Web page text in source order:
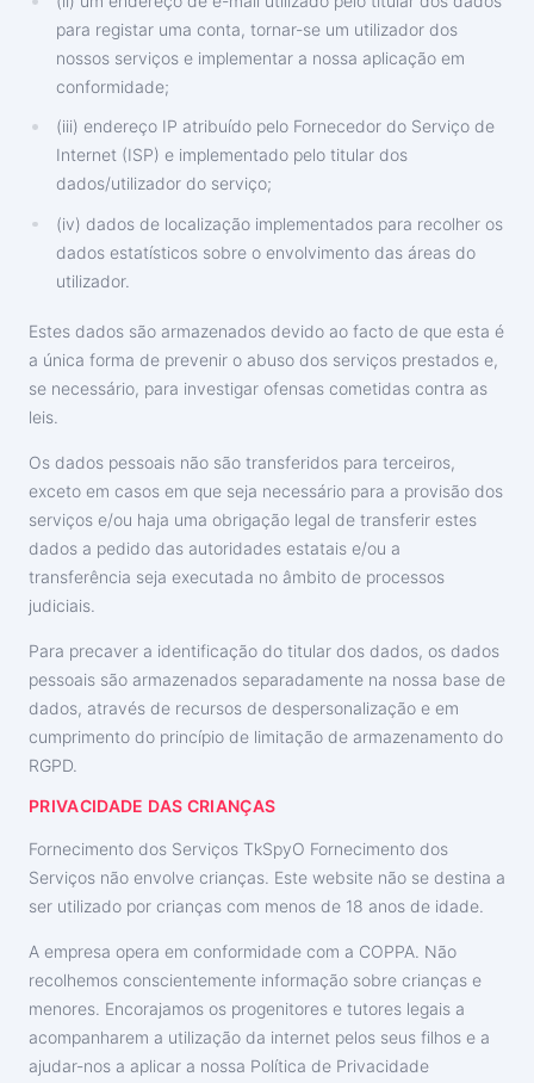
para registar uma conta, tornar-se um utilizador dos
nossos serviços e implementar a nossa aplicação em
conformidade;
(iii) endereço IP atribuído pelo Fornecedor do Serviço de
Internet (ISP) e implementado pelo titular dos
dados/utilizador do serviço;
(iv) dados de localização implementados para recolher os
dados estatísticos sobre o envolvimento das áreas do
utilizador.
Estes dados são armazenados devido ao facto de que esta é
a única forma de prevenir o abuso dos serviços prestados e,
se necessário, para investigar ofensas cometidas contra as
leis.
Os dados pessoais não são transferidos para terceiros,
exceto em casos em que seja necessário para a provisão dos
serviços e/ou haja uma obrigação legal de transferir estes
dados a pedido das autoridades estatais e/ou a
transferência seja executada no âmbito de processos
judiciais.
Para precaver a identificação do titular dos dados, os dados
pessoais são armazenados separadamente na nossa base de
dados, através de recursos de despersonalização e em
cumprimento do princípio de limitação de armazenamento do
RGPD.
PRIVACIDADE DAS CRIANÇAS
Fornecimento dos Serviços TkSpyO Fornecimento dos
Serviços não envolve crianças. Este website não se destina a
ser utilizado por crianças com menos de 18 anos de idade.
A empresa opera em conformidade com a COPPA. Não
recolhemos conscientemente informação sobre crianças e
menores. Encorajamos os progenitores e tutores legais a
acompanharem a utilização da internet pelos seus filhos e a
ajudar-nos a aplicar a nossa Política de Privacidade